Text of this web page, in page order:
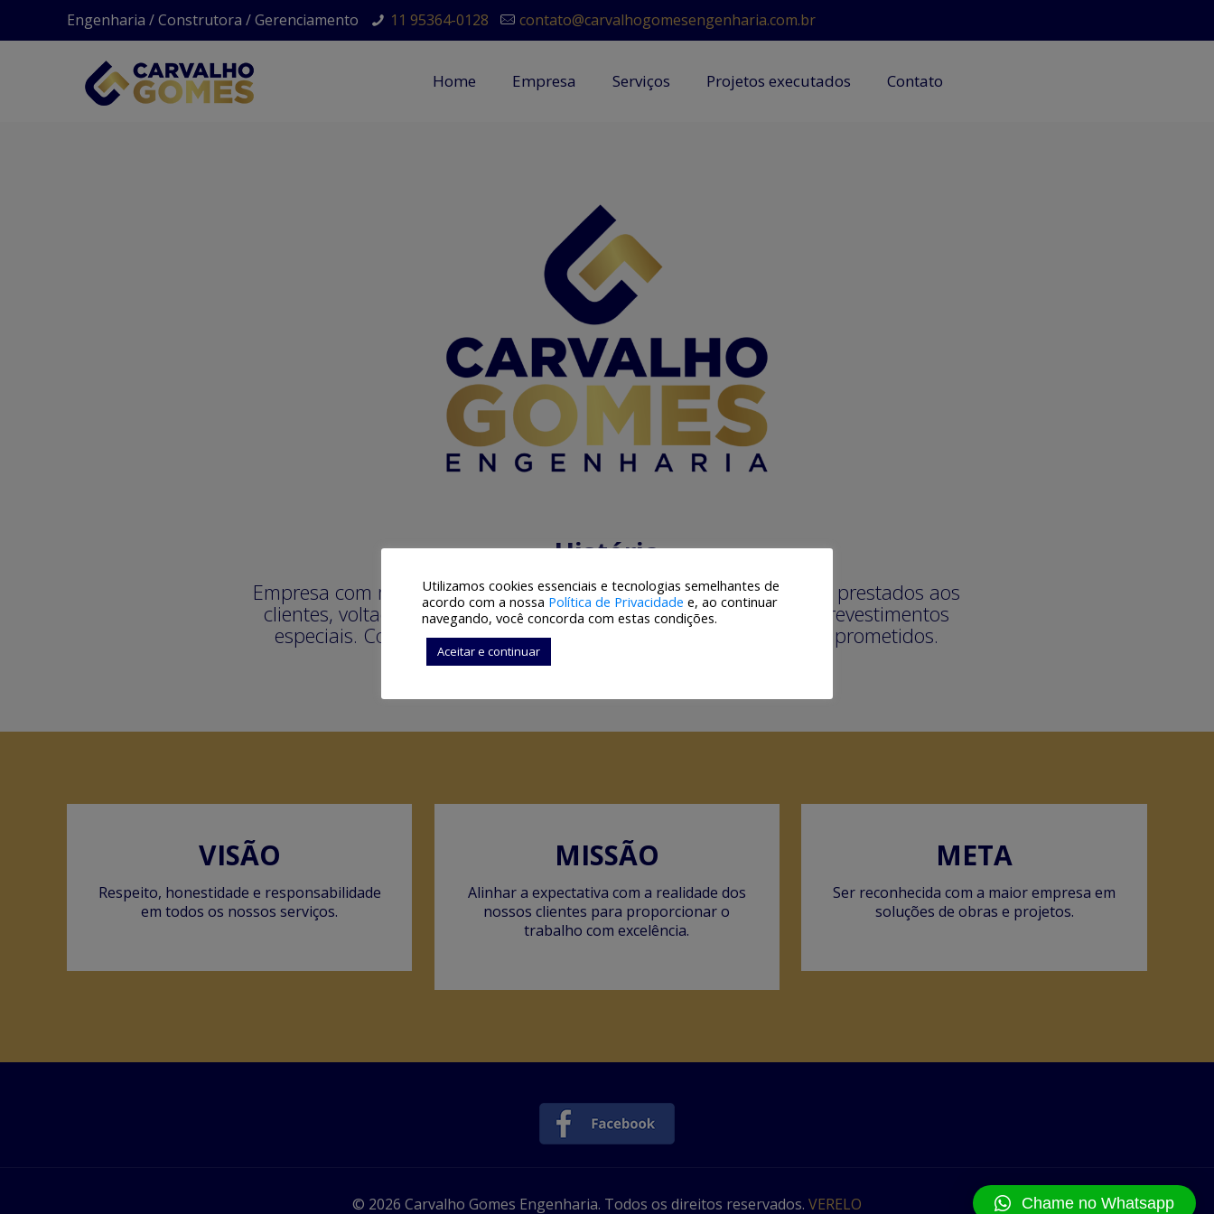
Engenharia / Construtora / Gerenciamento 11 95364-0128 contato@carvalhogomesengenharia.com.br
Home Empresa Serviços Projetos executados Contato
História
Empresa com mais de 15 anos de experiência em obras e serviços prestados aos
clientes, voltada a grandes execuções de pisos industriais e com revestimentos
especiais. Conta com profissionais altamente capacitados e comprometidos.
VISÃO
Respeito, honestidade e responsabilidade
em todos os nossos serviços.
MISSÃO
Alinhar a expectativa com a realidade dos
nossos clientes para proporcionar o
trabalho com excelência.
META
Ser reconhecida com a maior empresa em
soluções de obras e projetos.
© 2026 Carvalho Gomes Engenharia. Todos os direitos reservados. VERELO
Utilizamos cookies essenciais e tecnologias semelhantes de
acordo com a nossa Política de Privacidade e, ao continuar
navegando, você concorda com estas condições.
Aceitar e continuar
Chame no Whatsapp